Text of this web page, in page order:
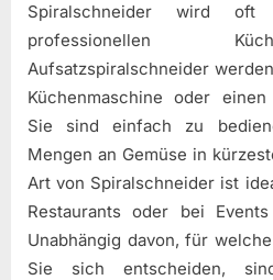
Spiralschneider wird
professionellen
Aufsatzspiralschneider
Küchenmaschine oder einen
Sie sind einfach zu
Mengen an Gemüse in
Art von Spiralschneider ist
Restaurants oder bei
Unabhängig davon, für
Sie sich entscheiden,